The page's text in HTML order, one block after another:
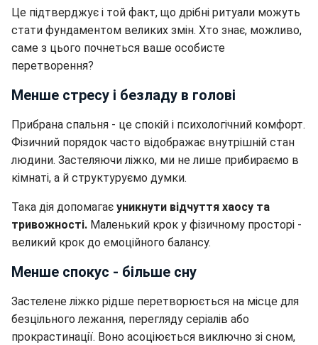
Це підтверджує і той факт, що дрібні ритуали можуть
стати фундаментом великих змін. Хто знає, можливо,
саме з цього почнеться ваше особисте
перетворення?
Менше стресу і безладу в голові
Прибрана спальня - це спокій і психологічний комфорт.
Фізичний порядок часто відображає внутрішній стан
людини. Застеляючи ліжко, ми не лише прибираємо в
кімнаті, а й структуруємо думки.
Така дія допомагає уникнути відчуття хаосу та
тривожності. Маленький крок у фізичному просторі -
великий крок до емоційного балансу.
Менше спокус - більше сну
Застелене ліжко рідше перетворюється на місце для
безцільного лежання, перегляду серіалів або
прокрастинації. Воно асоціюється виключно зі сном,